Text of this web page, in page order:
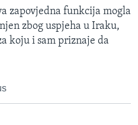
zapovjedna funkcija mogla
zbog uspjeha u Iraku,
koju i sam priznaje da